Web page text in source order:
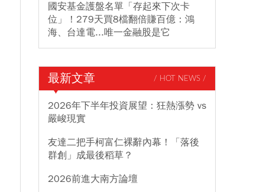
國安基金護盤名單「存起來下次卡
位」！279天買8檔翻倍賺百億：鴻
海、台達電...唯一金融股是它
最新文章 / HOT NEWS /
2026年下半年投資展望：狂熱漲勢 vs
嚴峻現實
友達二把手柯富仁裸辭內幕！「落後
群創」成最後稻草？
2026前進大南方論壇